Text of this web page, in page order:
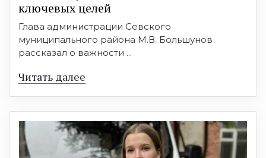
ключевых целей
Глава администрации Севского
муниципального района М.В. Большунов
рассказал о важности ...
Читать далее